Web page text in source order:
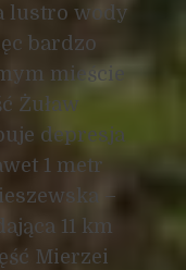
lustro wody
bardzo
mieście
Żuław
depresja
1 metr
–
11 km
Mierzei